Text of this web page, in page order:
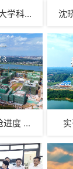
学科... 沈
进度 ...